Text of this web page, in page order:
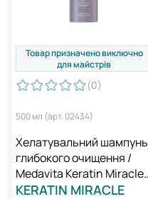
Товар призначено виключно
для майстрів
(0)
500 мл (арт. 02434)
Хелатувальний шампунь
глибокого очищення /
Medavita Keratin Miracle
Pure Chelating Shampoo
KERATIN MIRACLE